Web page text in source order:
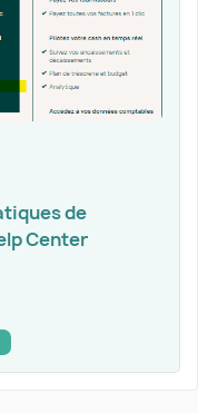
de
Center